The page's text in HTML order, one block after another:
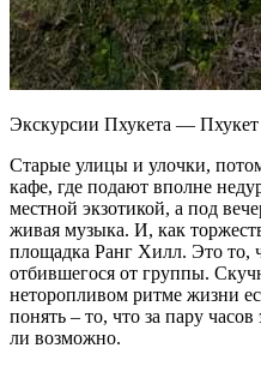
Экскурсии Пхукета — Пхукет
Старые улицы и улочки,
кафе, где подают вполне
местной экзотикой, а под
живая музыка. И, как
площадка Ранг Хилл. Это то,
отбившегося от группы.
неторопливом ритме жизни
понять – то, что за пару
ли возможно.